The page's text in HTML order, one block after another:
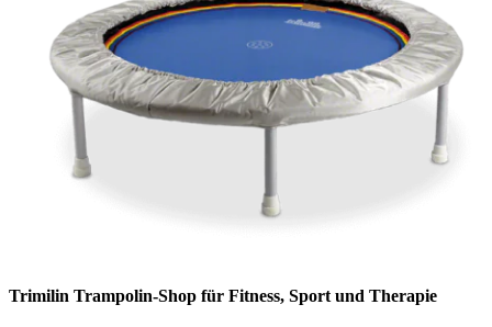
Trimilin Trampolin-Shop für Fitness, Sport und Therapie